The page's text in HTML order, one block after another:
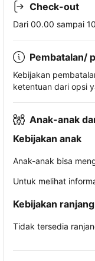
Check-out
Dari 00.00 sampai
Pembatalan/
Kebijakan
ketentuan dari opsi
Anak-anak
Kebijakan anak
Anak-anak bisa
Untuk melihat
Kebijakan
Tidak tersedia